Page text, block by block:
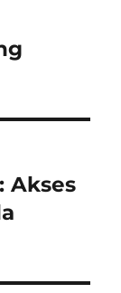
Akses